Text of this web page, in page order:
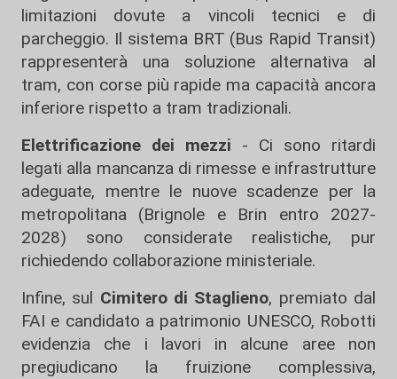
limitazioni dovute a vincoli tecnici e di
parcheggio. Il sistema BRT (Bus Rapid Transit)
rappresenterà una soluzione alternativa al
tram, con corse più rapide ma capacità ancora
inferiore rispetto a tram tradizionali.
Elettrificazione dei mezzi - Ci sono ritardi
legati alla mancanza di rimesse e infrastrutture
adeguate, mentre le nuove scadenze per la
metropolitana (Brignole e Brin entro 2027-
2028) sono considerate realistiche, pur
richiedendo collaborazione ministeriale.
Infine, sul Cimitero di Staglieno, premiato dal
FAI e candidato a patrimonio UNESCO, Robotti
evidenzia che i lavori in alcune aree non
pregiudicano la fruizione complessiva,